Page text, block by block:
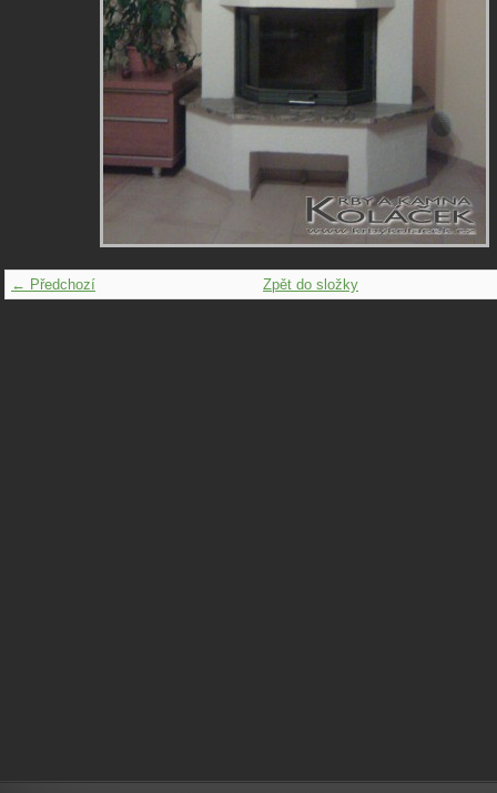
← Předchozí Zpět do složky